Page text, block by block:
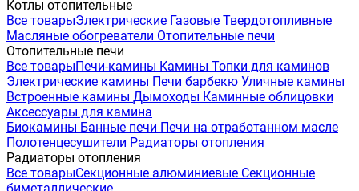
Котлы отопительные
Все товарыЭлектрические Газовые Твердотопливные
Масляные обогреватели Отопительные печи
Отопительные печи
Все товарыПечи-камины Камины Топки для каминов
Электрические камины Печи барбекю Уличные камины
Встроенные камины Дымоходы Каминные облицовки
Аксессуары для камина
Биокамины Банные печи Печи на отработанном масле
Полотенцесушители Радиаторы отопления
Радиаторы отопления
Все товарыСекционные алюминиевые Секционные